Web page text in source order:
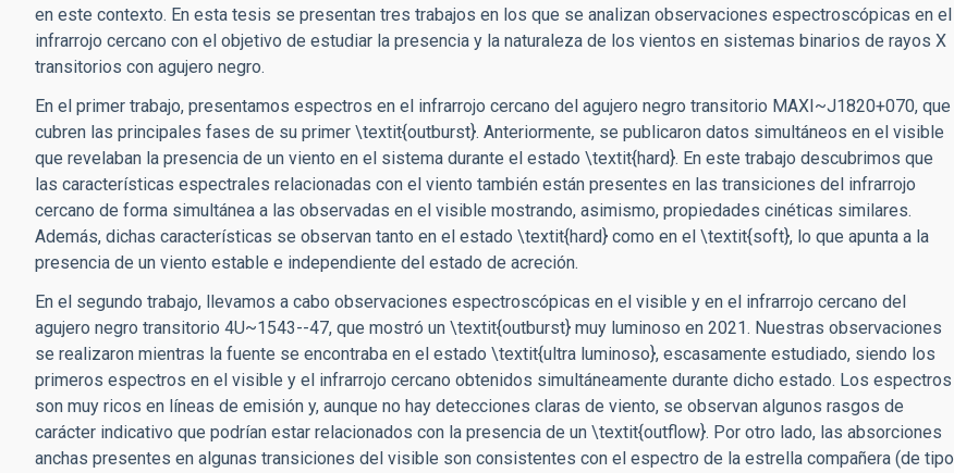
en este contexto. En esta tesis se presentan tres trabajos en los que se analizan observaciones espectroscópicas en el
infrarrojo cercano con el objetivo de estudiar la presencia y la naturaleza de los vientos en sistemas binarios de rayos X
transitorios con agujero negro.
En el primer trabajo, presentamos espectros en el infrarrojo cercano del agujero negro transitorio MAXI~J1820+070, que
cubren las principales fases de su primer \textit{outburst}. Anteriormente, se publicaron datos simultáneos en el visible
que revelaban la presencia de un viento en el sistema durante el estado \textit{hard}. En este trabajo descubrimos que
las características espectrales relacionadas con el viento también están presentes en las transiciones del infrarrojo
cercano de forma simultánea a las observadas en el visible mostrando, asimismo, propiedades cinéticas similares.
Además, dichas características se observan tanto en el estado \textit{hard} como en el \textit{soft}, lo que apunta a la
presencia de un viento estable e independiente del estado de acreción.
En el segundo trabajo, llevamos a cabo observaciones espectroscópicas en el visible y en el infrarrojo cercano del
agujero negro transitorio 4U~1543--47, que mostró un \textit{outburst} muy luminoso en 2021. Nuestras observaciones
se realizaron mientras la fuente se encontraba en el estado \textit{ultra luminoso}, escasamente estudiado, siendo los
primeros espectros en el visible y el infrarrojo cercano obtenidos simultáneamente durante dicho estado. Los espectros
son muy ricos en líneas de emisión y, aunque no hay detecciones claras de viento, se observan algunos rasgos de
carácter indicativo que podrían estar relacionados con la presencia de un \textit{outflow}. Por otro lado, las absorciones
anchas presentes en algunas transiciones del visible son consistentes con el espectro de la estrella compañera (de tipo